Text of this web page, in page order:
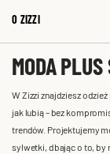
O ZIZZI
MODA
W Zizzi znajdziesz
jak lubią – bez
trendów. Projektujemy
sylwetki, dbając o to, by